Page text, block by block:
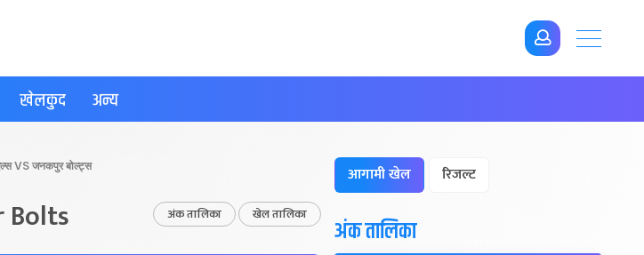
खेलकुद अन्य
VS जनकपुर बोल्ट्स
Bolts अंक तालिका खेल तालिका
आगामी खेल रिजल्ट
अंक तालिका